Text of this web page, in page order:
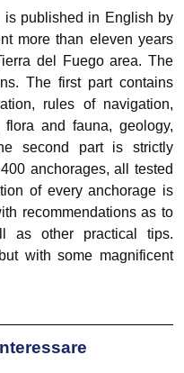
published in English by
more than eleven years
del Fuego area. The
The first part contains
rules of navigation,
flora and fauna, geology,
second part is strictly
anchorages, all tested
of every anchorage is
recommendations as to
as other practical tips.
with some magnificent